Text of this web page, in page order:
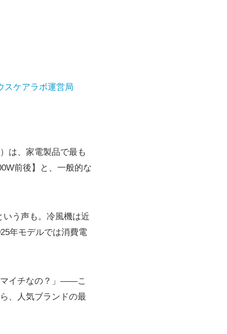
スケアラボ運営局
は、家電製品で最も
前後】と、一般的な
いう声も。冷風機は近
年モデルでは消費電
マイチなの？」――こ
、人気ブランドの最